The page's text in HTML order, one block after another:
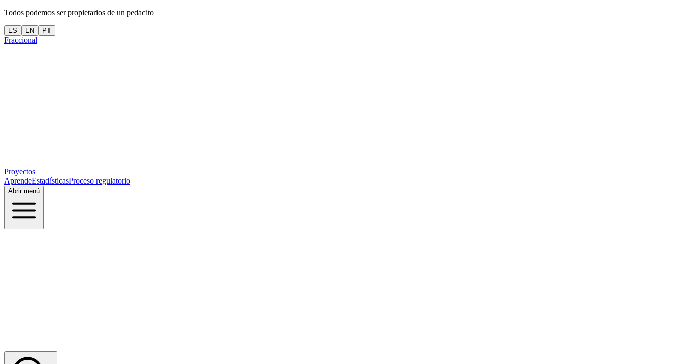
Todos podemos ser propietarios de un pedacito
ES EN PT
Fraccional
Proyectos
AprendeEstadísticasProceso regulatorio
Abrir menú